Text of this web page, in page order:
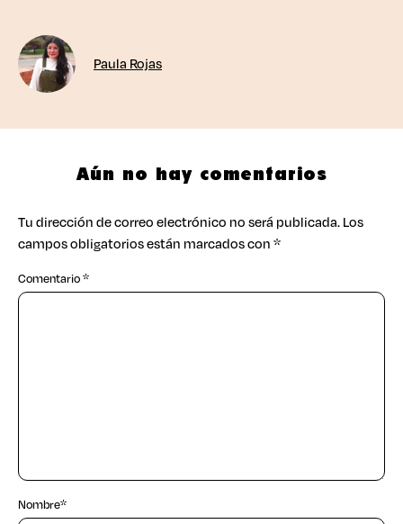
Paula Rojas
Aún no hay comentarios
Tu dirección de correo electrónico no será publicada.Los
campos obligatorios están marcados con*
Comentario*
Nombre*